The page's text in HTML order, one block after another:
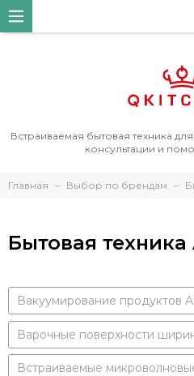
Встраиваемая бытовая техника
консультации и
Главная Выбор по брендам
Бытовая техника
Вакуумирование продуктов
Варочные поверхности
Встраиваемые